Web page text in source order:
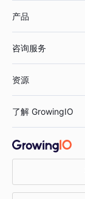
鞋服行业
汽车行业
金融行业
产品
智能运营
获客分析
咨询服务
资源
增长公开课
增长博客
了解 GrowingIO
关于 GrowingIO
增长大会